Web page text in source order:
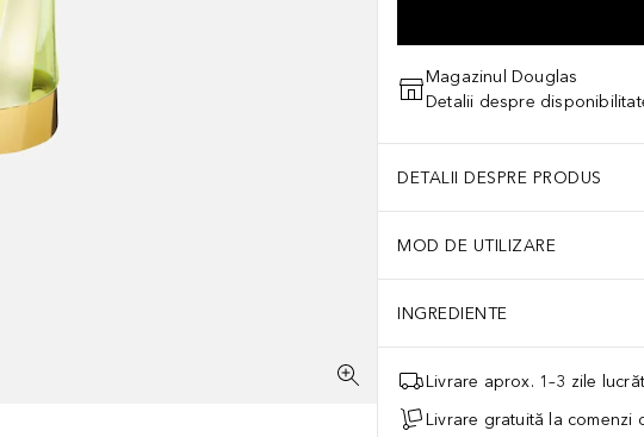
Magazinul Douglas
Detalii despre
DETALII DESPRE PRODUS
MOD DE UTILIZARE
INGREDIENTE
Livrare aprox. 1–3 zile
Livrare gratuită la comenzi